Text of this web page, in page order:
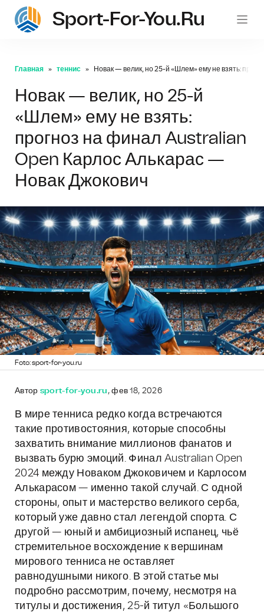
Sport-For-You.ru
Главная теннис Новак — велик, но 25-й «Шлем» ему не взять:
Новак — велик, но 25-й
«Шлем» ему не взять:
прогноз на финал Australian
Open Карлос Алькарас —
Новак Джокович
Foto: sport-for-you.ru
Автор sport-for-you.ru , фев 18, 2026
В мире тенниса редко когда встречаются
такие противостояния, которые способны
захватить внимание миллионов фанатов и
вызвать бурю эмоций. Финал Australian Open
2024 между Новаком Джоковичем и Карлосом
Алькарасом — именно такой случай. С одной
стороны, опыт и мастерство великого серба,
который уже давно стал легендой спорта. С
другой — юный и амбициозный испанец, чьё
стремительное восхождение к вершинам
мирового тенниса не оставляет
равнодушными никого. В этой статье мы
подробно рассмотрим, почему, несмотря на
титулы и достижения, 25-й титул «Большого